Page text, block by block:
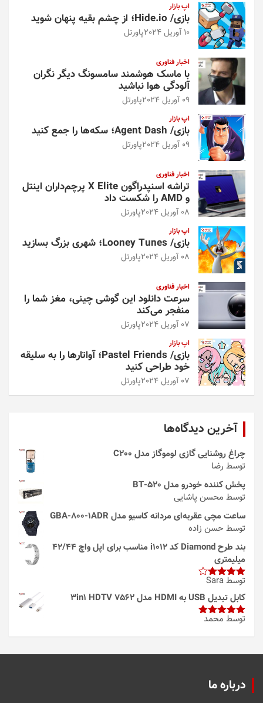
اپ بازار
بازی/ Hide.io؛ از چشم بقیه پنهان شوید
10 آوریل 2024 پاورتل
اخبار فناوری
با ماسک هوشمند سامسونگ دیگر نگران
آلودگی هوا نباشید
09 آوریل 2024 پاورتل
اپ بازار
بازی/ Agent Dash؛ سکه‌ها را جمع کنید
09 آوریل 2024 پاورتل
اخبار فناوری
تراشه اسنپدراگون X Elite پرچم‌داران اینتل
و AMD را شکست داد
08 آوریل 2024 پاورتل
اپ بازار
بازی/ Looney Tunes؛ شهری بزرگ بسازید
08 آوریل 2024 پاورتل
اخبار فناوری
سرعت دانلود این گوشی چینی، مغز شما را
منفجر می‌کند
07 آوریل 2024 پاورتل
اپ بازار
بازی/ Pastel Friends؛ آواتارها را به سلیقه
خود طراحی کنید
07 آوریل 2024 پاورتل
آخرین دیدگاه‌ها
چراغ روشنایی گازی لوموگاز مدل C200
توسط رضا
پخش کننده خودرو مدل 520-BT
توسط محسن پاشایی
ساعت مچی عقربه‌ای مردانه کاسیو مدل GBA-800-1ADR
توسط حسن زاده
بند طرح Diamond کد i1012 مناسب برای اپل واچ 42/44
میلیمتری
امتیاز4
از 5
توسط Sara
کابل تبدیل USB به HDMI مدل 3in1 HDTV 7562
امتیاز5از
توسط محمد
درباره ما